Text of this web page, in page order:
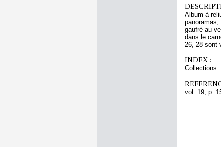
Album à
gaufré au
dans le
26, 28 sont
INDEX :
Collections
vol. 19, p.